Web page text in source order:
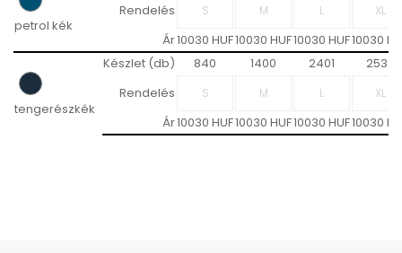
petrol kék
Rendelés
Ár10030 HUF10030 HUF10030 HUF10030
tengerészkék
Készlet (db) 840 1400 2401
2539
Rendelés
Ár10030 HUF10030 HUF10030 HUF10030